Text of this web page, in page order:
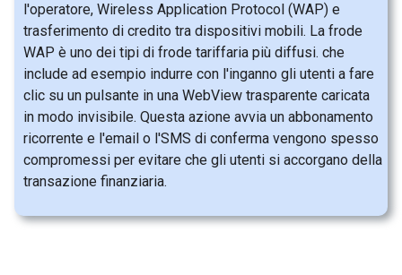
l'operatore, Wireless Application Protocol (WAP) e
trasferimento di credito tra dispositivi mobili. La frode
WAP è uno dei tipi di frode tariffaria più diffusi. che
include ad esempio indurre con l'inganno gli utenti a fare
clic su un pulsante in una WebView trasparente caricata
in modo invisibile. Questa azione avvia un abbonamento
ricorrente e l'email o l'SMS di conferma vengono spesso
compromessi per evitare che gli utenti si accorgano della
transazione finanziaria.